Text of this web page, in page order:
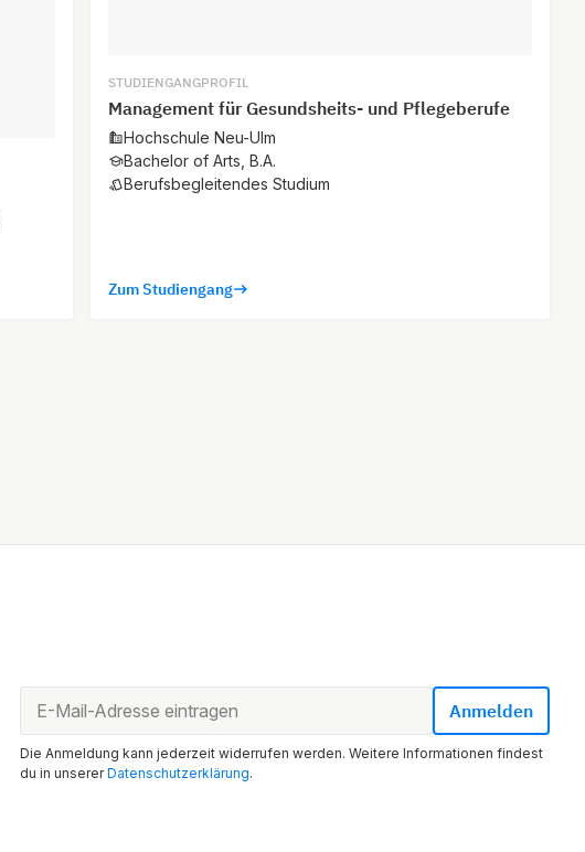
STUDIENGANGPROFIL
Management für Gesundsheits- und Pflegeberufe
Hochschule Neu-Ulm
Bachelor of Arts, B.A.
Berufsbegleitendes Studium
Zum Studiengang
Die Anmeldung kann jederzeit widerrufen werden. Weitere Informationen findest
du in unsererDatenschutzerklärung.